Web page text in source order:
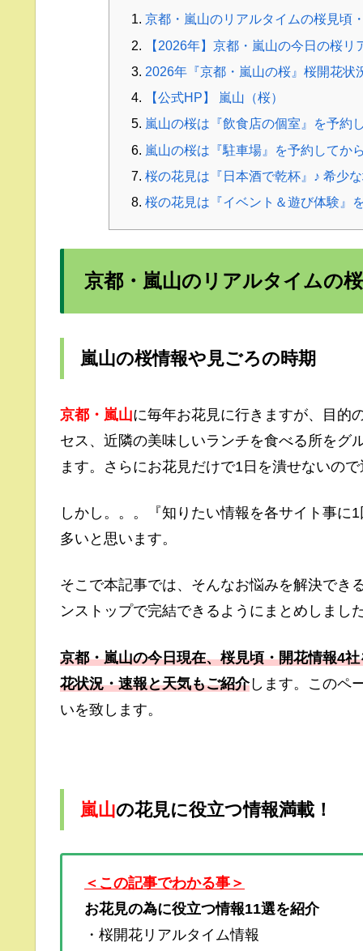
京都・嵐山のリアルタイムの桜見頃
【2026年】京都・嵐山の今日の桜
2026年『京都・嵐山の桜』桜開花
【公式HP】 嵐山（桜）
嵐山の桜は『飲食店の個室』を予約
嵐山の桜は『駐車場』を予約してか
桜の花見は『日本酒で乾杯』♪ 希少
桜の花見は『イベント＆遊び体験』
京都・嵐山のリアルタイムの
嵐山の桜情報や見ごろの時期
京都・嵐山に毎年お花見に行きますが、目的
セス、近隣の美味しいランチを食べる所をグ
ます。さらにお花見だけで1日を潰せないの
しかし。。。『知りたい情報を各サイト事
多いと思います。
そこで本記事では、そんなお悩みを解決でき
ンストップで完結できるようにまとめしまし
京都・嵐山の今日現在、桜見頃・開花情報4
花状況・速報と天気もご紹介します。このペ
いを致します。
嵐山の花見に役立つ情報満載！
＜この記事でわかる事＞
お花見の為に役立つ情報11選を紹介
・桜開花リアルタイム情報